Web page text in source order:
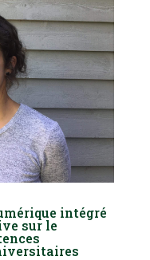
intégré
sur le